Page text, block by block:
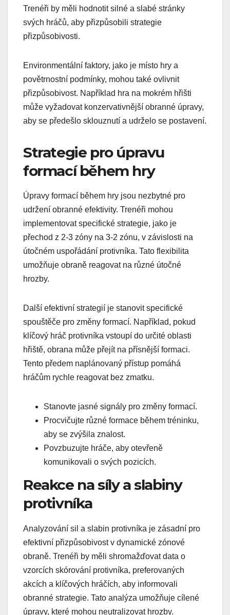
Trenéři by měli hodnotit silné a slabé stránky
svých hráčů, aby přizpůsobili strategie
přizpůsobivosti.
Environmentální faktory, jako je místo hry a
povětrnostní podmínky, mohou také ovlivnit
přizpůsobivost. Například hra na mokrém hřišti
může vyžadovat konzervativnější obranné úpravy,
aby se předešlo sklouznutí a udrželo se postavení.
Strategie pro úpravu
formací během hry
Úpravy formací během hry jsou nezbytné pro
udržení obranné efektivity. Trenéři mohou
implementovat specifické strategie, jako je
přechod z 2-3 zóny na 3-2 zónu, v závislosti na
útočném uspořádání protivníka. Tato flexibilita
umožňuje obraně reagovat na různé útočné
hrozby.
Další efektivní strategií je stanovit specifické
spouštěče pro změny formací. Například, pokud
klíčový hráč protivníka vstoupí do určité oblasti
hřiště, obrana může přejít na přísnější formaci.
Tento předem naplánovaný přístup pomáhá
hráčům rychle reagovat bez zmatku.
Stanovte jasné signály pro změny formací.
Procvičujte různé formace během tréninku,
aby se zvýšila znalost.
Povzbuzujte hráče, aby otevřeně
komunikovali o svých pozicích.
Reakce na síly a slabiny
protivníka
Analyzování sil a slabin protivníka je zásadní pro
efektivní přizpůsobivost v dynamické zónové
obraně. Trenéři by měli shromažďovat data o
vzorcích skórování protivníka, preferovaných
akcích a klíčových hráčích, aby informovali
obranné strategie. Tato analýza umožňuje cílené
úpravy, které mohou neutralizovat hrozby.